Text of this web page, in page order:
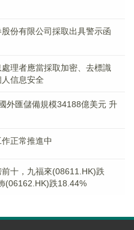
份有限公司採取出具警示函
理者應當採取加密、去標識
信息安全
外匯儲備規模34188億美元 升
正常推進中
前十，九福來(08611.HK)跌
(06162.HK)跌18.44%